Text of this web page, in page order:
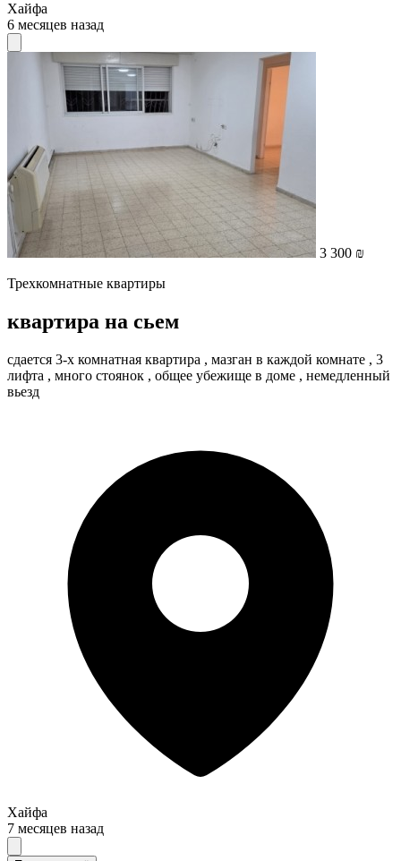
Хайфа
6 месяцев назад
3 300 ₪
Трехкомнатные квартиры
квартира на сьем
сдается 3-х комнатная квартира , мазган в каждой комнате , 3
лифта , много стоянок , общее убежище в доме , немедленный
вьезд
Хайфа
7 месяцев назад